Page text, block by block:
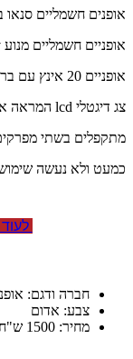
אופנים חשמליים סנאו בייק יד 2 במחיר הכי זול
אופניים חשמליים מנוע 250w 36v
אופניים 20 אינץ עם ברקס דיסק קדמי , ברקס דיסק אחורי
צג דיגטלי lcd המראה את הנתונים גבי האופניים והדרך .
מתקפלים בשתי
כמעט ולא נעשה
חברה ודגם:
צבע: אדום
מחיר: 1500 ש"ח